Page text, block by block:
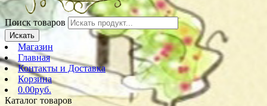
Поиск товаров
Искать
Магазин
Главная
Контакты и Доставка
Корзина
0.00руб.
Каталог товаров